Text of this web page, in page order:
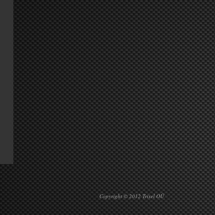
Copyright © 2012 Trixel OÜ